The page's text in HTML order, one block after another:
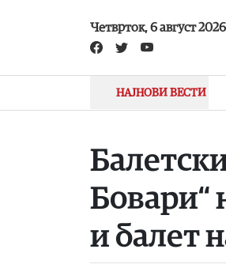
Четврток, 6 август 2026
НАЈНОВИ ВЕСТИ
Бовари“
и балет